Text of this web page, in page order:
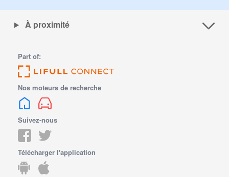
À proximité
Part of:
Nos moteurs de recherche
Suivez-nous
Télécharger l'application